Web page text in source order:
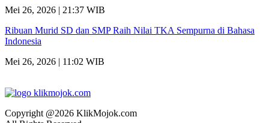
Mei 26, 2026 | 21:37 WIB
Ribuan Murid SD dan SMP Raih Nilai TKA Sempurna di Bahasa
Indonesia
Mei 26, 2026 | 11:02 WIB
Copyright @2026 KlikMojok.com